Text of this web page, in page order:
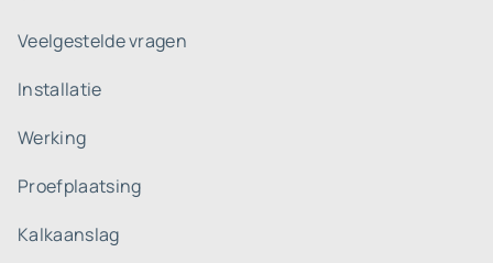
Veelgestelde vragen
Installatie
Werking
Proefplaatsing
Kalkaanslag